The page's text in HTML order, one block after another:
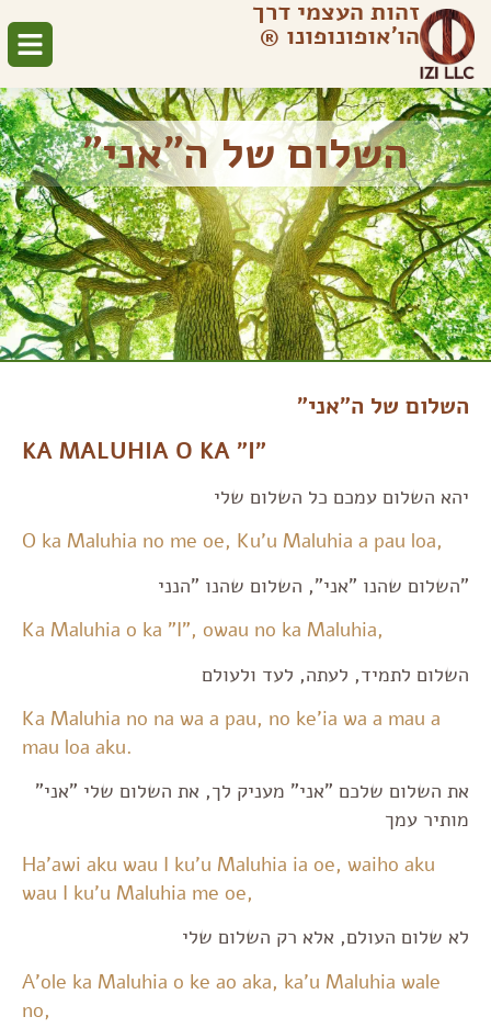
זהות העצמי דרך
הו׳אופונופונו ®
השלום של ה״אני״
השלום של ה״אני״
KA MALUHIA O KA "I"
יהא השלום עמכם כל השלום שלי
O ka Maluhia no me oe, Ku'u Maluhia a pau loa,
"השלום שהנו "אני", השלום שהנו "הנני
Ka Maluhia o ka "I", owau no ka Maluhia,
השלום לתמיד, לעתה, לעד ולעולם
Ka Maluhia no na wa a pau, no ke'ia wa a mau a
mau loa aku.
את השלום שלכם "אני" מעניק לך, את השלום שלי "אני"
מותיר עמך
Ha'awi aku wau I ku'u Maluhia ia oe, waiho aku
wau I ku'u Maluhia me oe,
לא שלום העולם, אלא רק השלום שלי
A'ole ka Maluhia o ke ao aka, ka'u Maluhia wale
no,